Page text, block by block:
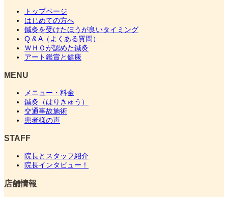
トップページ
はじめての方へ
鍼灸を受けたほうが良いタイミング
Q & A（よくある質問）
ＷＨＯが認めた鍼灸
アート鑑賞と健康
MENU
メニュー・料金
鍼灸（はりきゅう）
交通事故施術
患者様の声
STAFF
院長とスタッフ紹介
院長インタビュー！
店舗情報